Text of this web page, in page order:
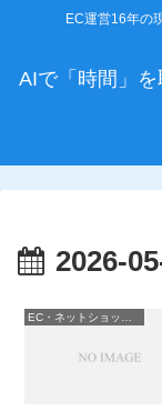
EC運営16年の
AIで「時間」
2026-